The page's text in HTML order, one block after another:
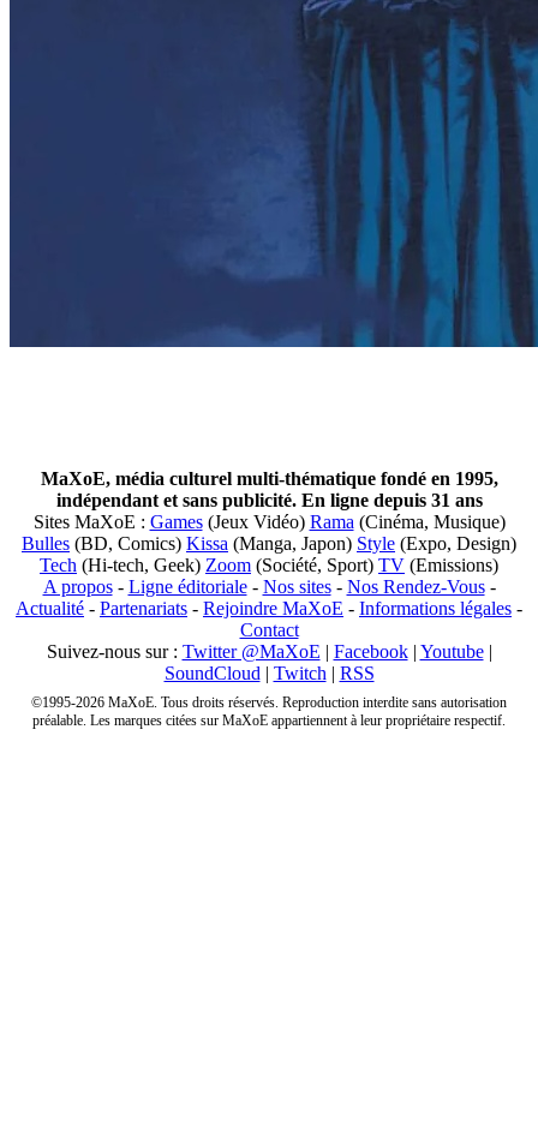
MaXoE, média culturel multi-thématique fondé en 1995,
indépendant et sans publicité. En ligne depuis 31 ans
Sites MaXoE : Games(Jeux Vidéo) Rama (Cinéma, Musique)
Bulles (BD, Comics) Kissa (Manga, Japon) Style (Expo, Design)
Tech (Hi-tech, Geek) Zoom (Société, Sport) TV (Emissions)
A propos- Ligne éditoriale- Nos sites- Nos Rendez-Vous-
Actualité - Partenariats - Rejoindre MaXoE - Informations légales -
Contact
Suivez-nous sur : Twitter @MaXoE | Facebook| Youtube|
SoundCloud | Twitch | RSS
©1995-2026 MaXoE. Tous droits réservés. Reproduction interdite sans autorisation
préalable. Les marques citées sur MaXoE appartiennent à leur propriétaire respectif.